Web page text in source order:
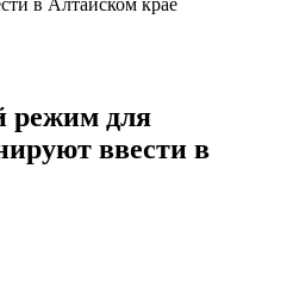
в Алтайском крае
режим для
ввести в